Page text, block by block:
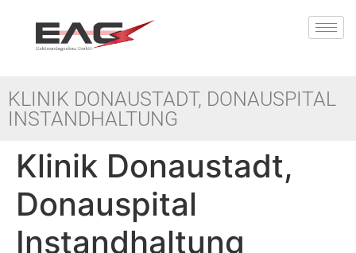
KLINIK DONAUSTADT, DONAUSPITAL
INSTANDHALTUNG
Klinik Donaustadt,
Donauspital
Instandhaltung